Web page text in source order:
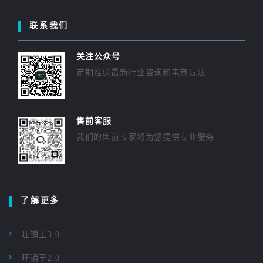
联系我们
关注公众号
定期推送最新行业咨询和电商玩法
售前客服
我们的售前专家将为您提供专业服务
了解更多
旺销王3.0
旺销王2.0